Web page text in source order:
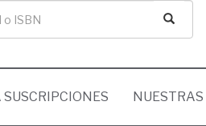
SUSCRIPCIONES NUESTRAS